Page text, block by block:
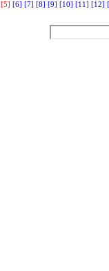
[5] [6] [7] [8] [9] [10] [11] [12]